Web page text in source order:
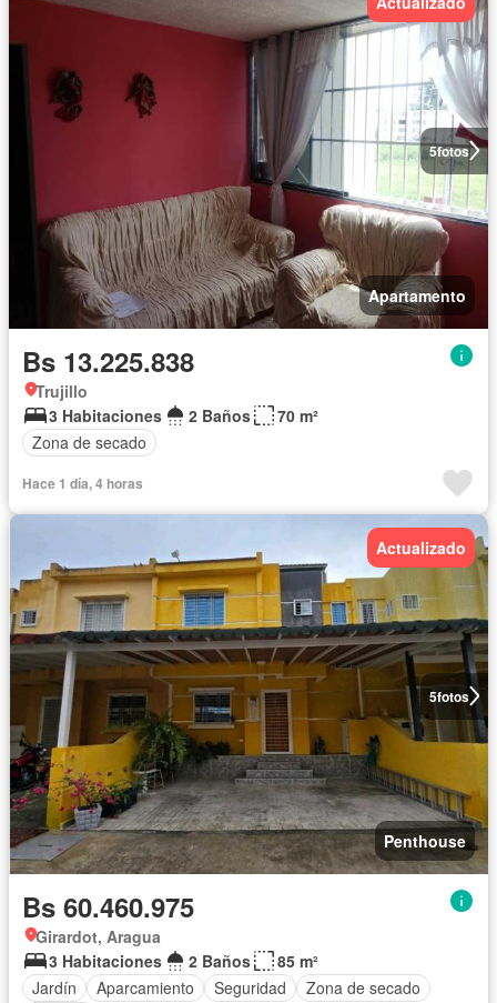
5fotos
Apartamento
Bs 13.225.838
Trujillo
3 Habitaciones
2 Baños
70 m²
Zona de secado
Hace 1 día, 4 horas
5fotos
Actualizado
Penthouse
Bs 60.460.975
Girardot, Aragua
3 Habitaciones
2 Baños
85 m²
Jardín
Aparcamiento Seguridad
Zona de secado